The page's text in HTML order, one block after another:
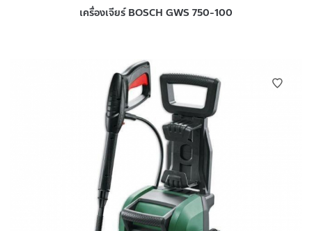
เครื่องเจียร์ BOSCH GWS 750-100